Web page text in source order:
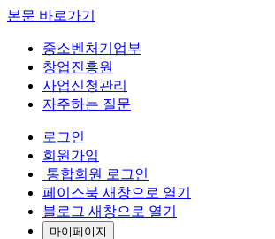
본문 바로가기
중소벤처기업부
창업진흥원
사업신청관리
자주하는 질문
로그인
회원가입
통합회원 로그인
페이스북 새창으로 열기
블로그 새창으로 열기
마이페이지